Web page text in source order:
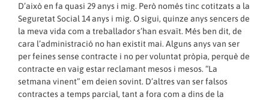
D’això en fa quasi 29 anys i mig. Però només tinc cotitzats a la
Seguretat Social 14 anys i mig. O sigui, quinze anys sencers de
la meva vida com a treballador s’han esvaït. Més ben dit, de
cara l’administració no han existit mai. Alguns anys van ser
per feines sense contracte i no per voluntat pròpia, perquè de
contracte en vaig estar reclamant mesos i mesos. “La
setmana vinent” em deien sovint. D’altres van ser falsos
contractes a temps parcial, tant a fora com a dins de la